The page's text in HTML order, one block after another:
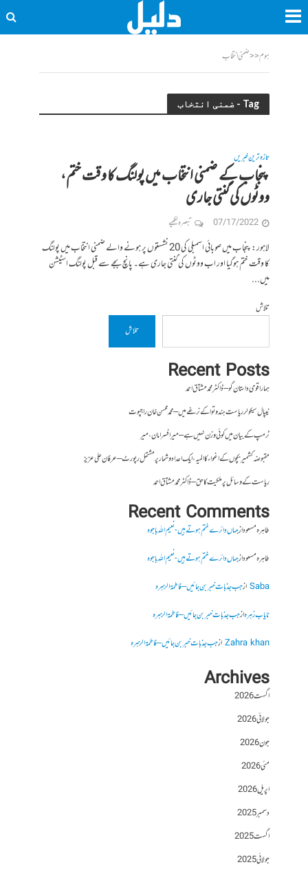
ہوم<<ضمنی انتخاب
Tag - ضمنی انتخاب
تازہ ترین خبریں
پنجاب کے ضمنی انتخاب میں پولنگ کا وقت ختم،
ووٹوں کی گنتی جاری
07/17/2022 تبصرہ لکھیے
لاہور: پنجاب میں صوبائی اسمبلی کی 20 نشستوں پر ہونے والے ضمنی انتخاب میں پولنگ
کا وقت ختم ہوگیا اور اب ووٹوں کی گنتی جاری ہے۔ پانچ بجے سے قبل پولنگ اسٹیشن
میں...
تلاش
تلاش
Recent Posts
ہمارا قومی داستان گو – ڈاکٹر محمد مشتاق احمد
نیپال سیکولر ریاست ہندوتوا کے نرغے میں – محمد محسن خان راجپوت
ٹرمپ کے بیان میں کوئی وزن نہیں ہے – میر افسرامان،میر
مقبوضہ کشمیر بچوں کے اغواء کا المیہ، ایک اعداد و شمار پر مشتمل رپورٹ – عرفان علی عزیز
ریاست کے وسائل پر ملکیت کا حق – ڈاکٹر محمد مشتاق احمد
Recent Comments
طاہرہ مسعودازجہاں دائرے ختم ہوتے ہیں- نعیم اللہ باجوہ
طاہرہ مسعودازجہاں دائرے ختم ہوتے ہیں- نعیم اللہ باجوہ
Sabaازجب جذبات خبر بن جائیں – فاطمۃالزہرہ
نایاب زہرہازجب جذبات خبر بن جائیں – فاطمۃالزہرہ
Zahra khanازجب جذبات خبر بن جائیں – فاطمۃالزہرہ
Archives
اگست 2026
جولائی 2026
جون 2026
مئی 2026
اپریل 2026
دسمبر 2025
اگست 2025
جولائی 2025